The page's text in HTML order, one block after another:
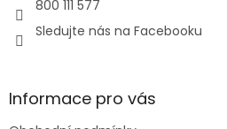
800 111 577
Sledujte nás na Facebooku
Informace pro vás